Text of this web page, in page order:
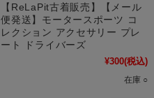
【ReLaPit古着販売】【メール
便発送】モータースポーツ コ
レクション アクセサリー プレ
ート ドライバーズ
¥300(税込)
在庫 ○